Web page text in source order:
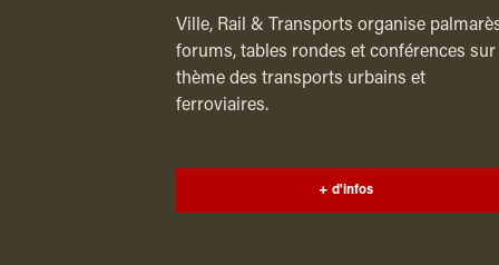
Ville, Rail & Transports organise
forums, tables rondes et conférences sur
thème des transports urbains et
ferroviaires.
+ d'infos